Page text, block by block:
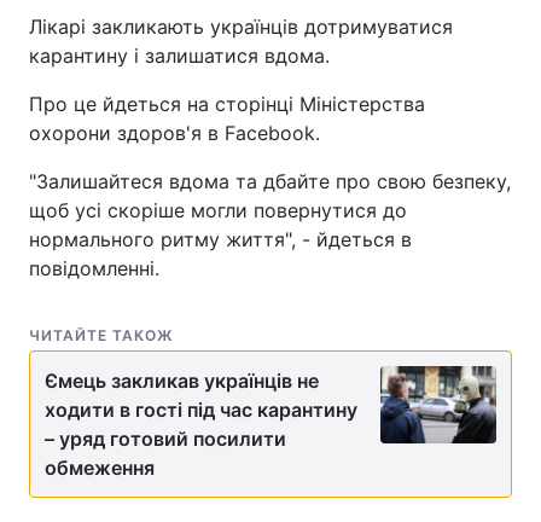
Лікарі закликають українців дотримуватися
карантину і залишатися вдома.
Про це йдеться на сторінці Міністерства
охорони здоров'я в Facebook.
"Залишайтеся вдома та дбайте про свою безпеку,
щоб усі скоріше могли повернутися до
нормального ритму життя", - йдеться в
повідомленні.
ЧИТАЙТЕ ТАКОЖ
Ємець закликав українців не
ходити в гості під час карантину
– уряд готовий посилити
обмеження